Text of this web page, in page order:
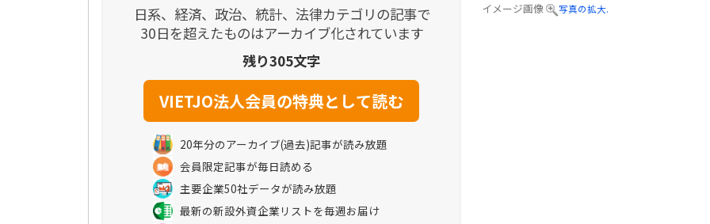
イメージ画像 写真の拡大.
日系、経済、政治、統計、法律カテゴリの記事で
30日を超えたものはアーカイブ化されています
残り305文字
20年分のアーカイブ(過去)記事が読み放題
会員限定記事が毎日読める
主要企業50社データが読み放題
最新の新設外資企業リストを毎週お届け